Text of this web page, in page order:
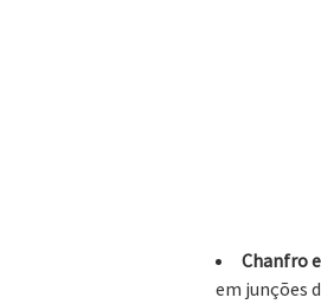
Chanfro
em junções